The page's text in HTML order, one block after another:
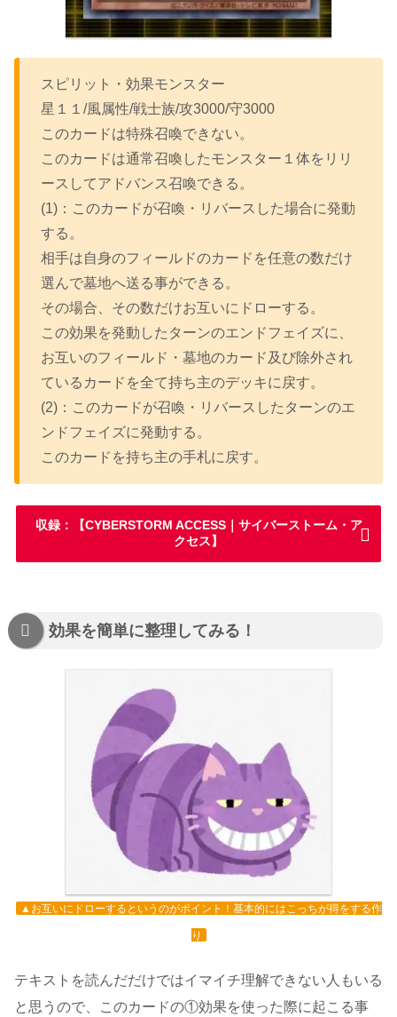
スピリット・効果モンスター
星１１/風属性/戦士族/攻3000/守3000
このカードは特殊召喚できない。
このカードは通常召喚したモンスター１体をリリ
ースしてアドバンス召喚できる。
(1)：このカードが召喚・リバースした場合に発動
する。
相手は自身のフィールドのカードを任意の数だけ
選んで墓地へ送る事ができる。
その場合、その数だけお互いにドローする。
この効果を発動したターンのエンドフェイズに、
お互いのフィールド・墓地のカード及び除外され
ているカードを全て持ち主のデッキに戻す。
(2)：このカードが召喚・リバースしたターンのエ
ンドフェイズに発動する。
このカードを持ち主の手札に戻す。
収録：【CYBERSTORM ACCESS｜サイバーストーム・ア
クセス】
効果を簡単に整理してみる！
▲お互いにドローするというのがポイント！基本的にはこっちが得をする作
り
テキストを読んだだけではイマイチ理解できない人もいる
と思うので、このカードの①効果を使った際に起こる事